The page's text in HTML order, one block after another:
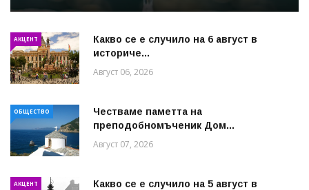
АКЦЕНТ
Какво се е случило на 6 август в
историче...
Август 06, 2026
ОБЩЕСТВО
Честваме паметта на
преподобномъченик Дом...
Август 07, 2026
АКЦЕНТ
Какво се е случило на 5 август в